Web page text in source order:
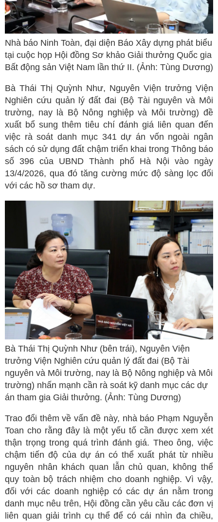
Nhà báo Ninh Toàn, đại diện Báo Xây dựng phát biểu
tại cuộc họp Hội đồng Sơ khảo Giải thưởng Quốc gia
Bất động sản Việt Nam lần thứ II. (Ảnh: Tùng Dương)
Bà Thái Thị Quỳnh Như, Nguyên Viện trưởng Viện
Nghiên cứu quản lý đất đai (Bộ Tài nguyên và Môi
trường, nay là Bộ Nông nghiệp và Môi trường) đề
xuất bổ sung thêm tiêu chí đánh giá liên quan đến
việc rà soát danh mục 341 dự án vốn ngoài ngân
sách có sử dụng đất chậm triển khai trong Thông báo
số 396 của UBND Thành phố Hà Nội vào ngày
13/4/2026, qua đó tăng cường mức độ sàng lọc đối
với các hồ sơ tham dự.
Bà Thái Thị Quỳnh Như (bên trái), Nguyên Viện
trưởng Viện Nghiên cứu quản lý đất đai (Bộ Tài
nguyên và Môi trường, nay là Bộ Nông nghiệp và Môi
trường) nhấn mạnh cần rà soát kỹ danh mục các dự
án tham gia Giải thưởng. (Ảnh: Tùng Dương)
Trao đổi thêm về vấn đề này, nhà báo Phạm Nguyễn
Toan cho rằng đây là một yếu tố cần được xem xét
thận trọng trong quá trình đánh giá. Theo ông, việc
chậm tiến độ của dự án có thể xuất phát từ nhiều
nguyên nhân khách quan lẫn chủ quan, không thể
quy toàn bộ trách nhiệm cho doanh nghiệp. Vì vậy,
đối với các doanh nghiệp có các dự án nằm trong
danh mục nêu trên, Hội đồng cần yêu cầu các đơn vị
liên quan giải trình cụ thể để có cái nhìn đa chiều,